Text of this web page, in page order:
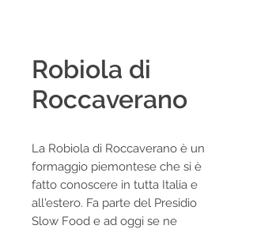
Robiola di
Roccaverano
La Robiola di Roccaverano è un
formaggio piemontese che si è
fatto conoscere in tutta Italia e
all'estero. Fa parte del Presidio
Slow Food e ad oggi se ne